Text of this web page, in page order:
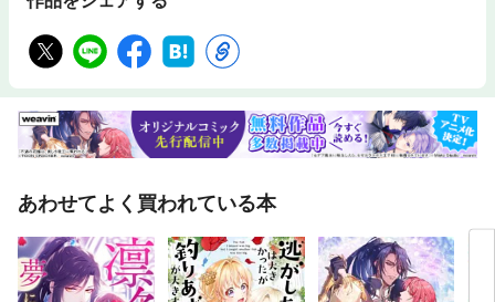
あわせてよく買われている本